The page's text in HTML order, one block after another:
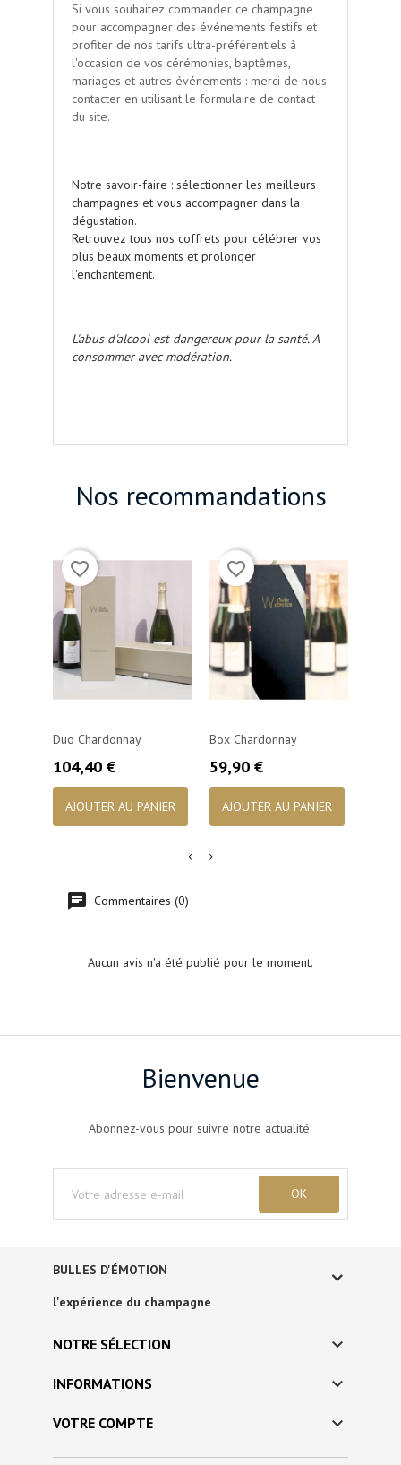
Si vous souhaitez commander ce champagne
pour accompagner des événements festifs et
profiter de nos tarifs ultra-préférentiels à
l'occasion de vos cérémonies, baptêmes,
mariages et autres événements : merci de nous
contacter en utilisant le formulaire de contact
du site.
Notre savoir-faire : sélectionner les meilleurs
champagnes et vous accompagner dans la
dégustation.
Retrouvez tous nos coffrets pour célébrer vos
plus beaux moments et prolonger
l'enchantement.
L'abus d'alcool est dangereux pour la santé. A
consommer avec modération.
Nos recommandations
Duo Chardonnay
Prix
104,40 €
AJOUTER AU PANIER
favorite_border
Box Chardonnay
Prix
59,90 €
AJOUTER AU PANIER
favorite_border
Commentaires (0)
Aucun avis n'a été publié pour le moment.
Bienvenue
Abonnez-vous pour suivre notre actualité.
BULLES D'ÉMOTION
l'expérience du champagne
NOTRE SÉLECTION 
INFORMATIONS 
VOTRE COMPTE 